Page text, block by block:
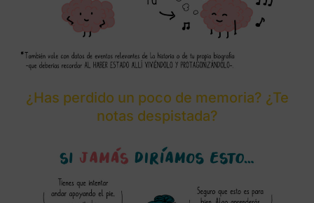
¿Has perdido un poco de memoria? ¿Te
notas despistada?